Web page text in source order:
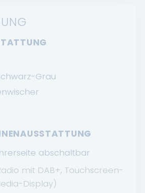
Grau
abschaltbar
mit DAB+, Touchscreen-
Display)